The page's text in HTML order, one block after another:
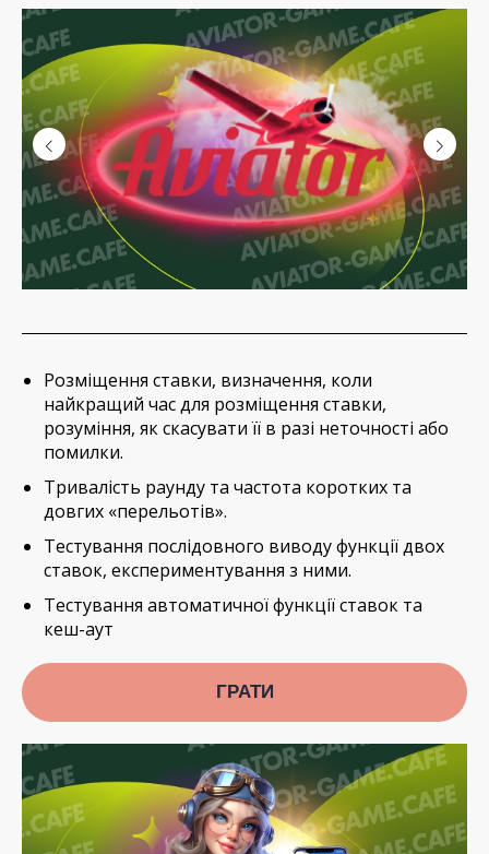
Розміщення ставки, визначення, коли
найкращий час для розміщення ставки,
розуміння, як скасувати її в разі неточності або
помилки.
Тривалість раунду та частота коротких та
довгих «перельотів».
Тестування послідовного виводу функції двох
ставок, експериментування з ними.
Тестування автоматичної функції ставок та
кеш-аут
ГРАТИ